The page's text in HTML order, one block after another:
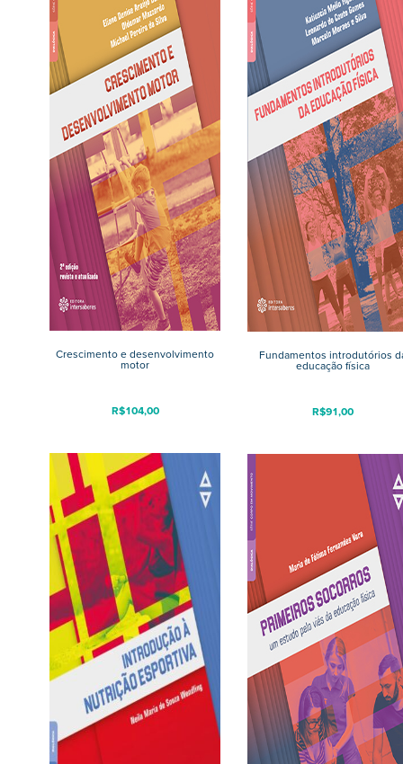
Crescimento e desenvolvimento
motor
R$104,00
Fundamentos introdutórios
educação física
R$91,00